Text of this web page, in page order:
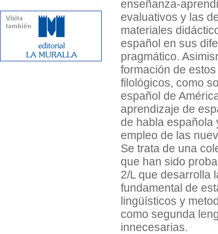
enseñanza-
evaluativos y las
materiales
español en sus
pragmático.
formación de
filológicos, como
español de
aprendizaje de
de habla española
empleo de las
Se trata de una
que han sido
2/L que desarrolla
fundamental de
lingüísticos y
como segunda
innecesarias.